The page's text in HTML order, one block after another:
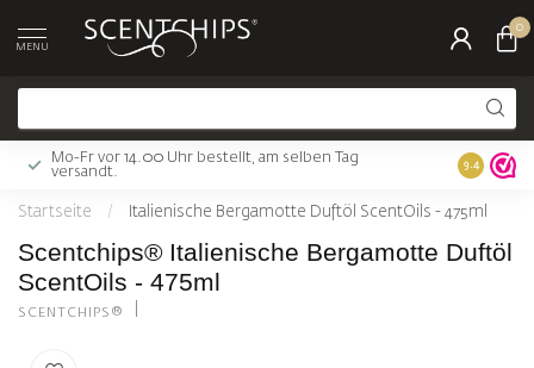
MENU
0
Mo-Fr vor 14.00 Uhr bestellt, am selben Tag
versandt.
Gratis
9.4
Startseite / Italienische Bergamotte Duftöl ScentOils - 475ml
Scentchips® Italienische Bergamotte Duftöl
ScentOils - 475ml
SCENTCHIPS®